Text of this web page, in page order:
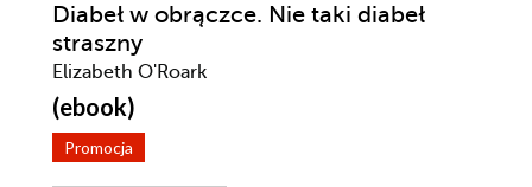
Diabeł w obrączce. Nie taki diabeł
straszny
Elizabeth O'Roark
(ebook)
Promocja